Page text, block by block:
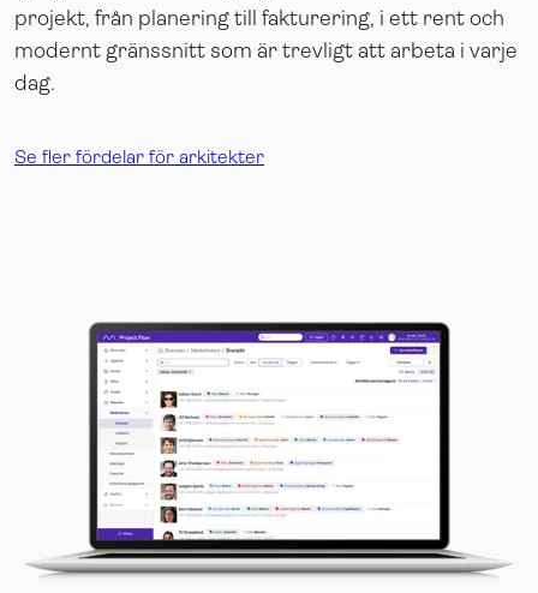
projekt, från planering till fakturering, i ett rent och
modernt gränssnitt som är trevligt att arbeta i varje
dag.
Se fler fördelar för arkitekter